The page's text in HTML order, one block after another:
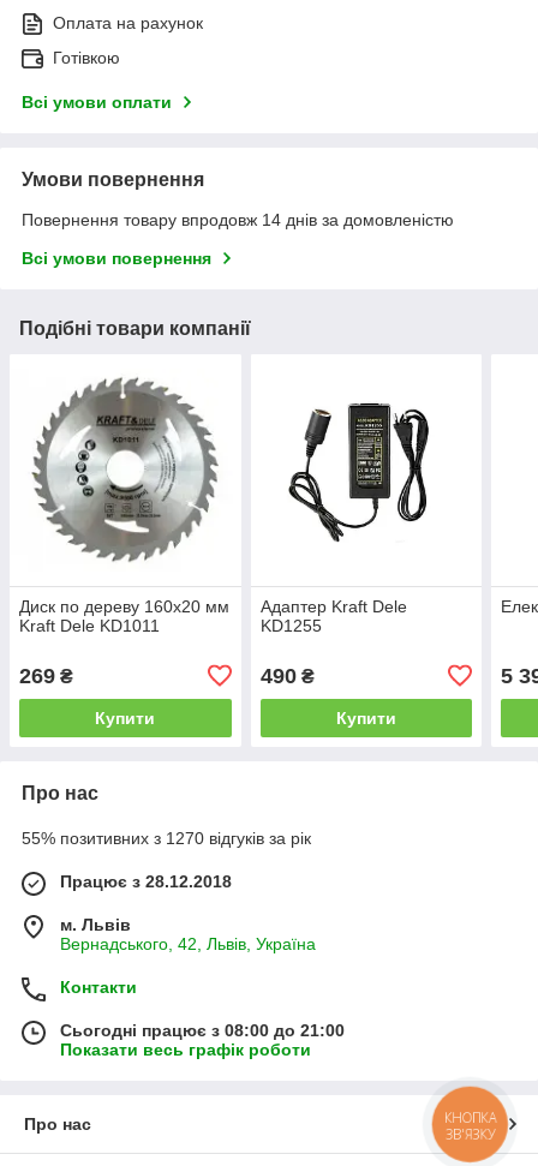
Оплата на рахунок
Готівкою
Всі умови оплати
Умови повернення
Повернення товару впродовж 14 днів за домовленістю
Всі умови повернення
Подібні товари компанії
Диск по дереву 160х20 мм
Kraft Dele KD1011
269 ₴
Купити
Адаптер Kraft Dele
KD1255
490₴
Купити
5
Про нас
55% позитивних з 1270 відгуків за рік
Працює з 28.12.2018
м. Львів
Вернадського, 42, Львів, Україна
Контакти
Сьогодні працює з 08:00 до 21:00
Показати весь графік роботи
Про нас
КНОПКА
ЗВ'ЯЗКУ